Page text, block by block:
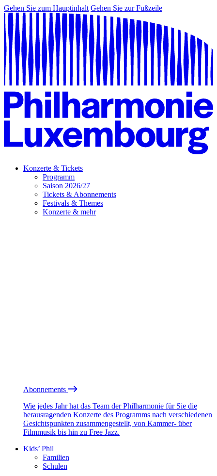
Gehen Sie zum Hauptinhalt Gehen Sie zur Fußzeile
Konzerte & Tickets
Programm
Saison 2026/27
Tickets & Abonnements
Festivals & Themes
Konzerte & mehr
Abonnements
Wie jedes Jahr hat das Team der Philharmonie für Sie die
herausragenden Konzerte des Programms nach verschiedenen
Gesichtspunkten zusammengestellt, von Kammer- über
Filmmusik bis hin zu Free Jazz.
Kids’ Phil
Familien
Schulen